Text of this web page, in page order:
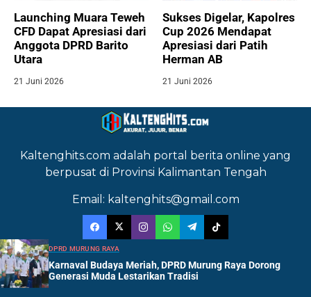
Launching Muara Teweh
CFD Dapat Apresiasi dari
Anggota DPRD Barito
Utara
21 Juni 2026
Sukses Digelar, Kapolres
Cup 2026 Mendapat
Apresiasi dari Patih
Herman AB
21 Juni 2026
Kaltenghits.com adalah portal berita online yang
berpusat di Provinsi Kalimantan Tengah
Email: kaltenghits@gmail.com
DPRD MURUNG RAYA
Karnaval Budaya Meriah, DPRD Murung Raya Dorong
Generasi Muda Lestarikan Tradisi